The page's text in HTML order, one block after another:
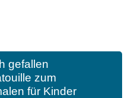
gefallen
zum
für Kinder